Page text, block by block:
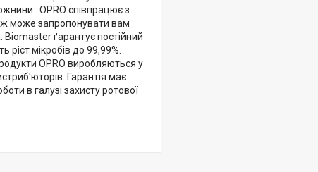
. OPRO співпрацює з
може запропонувати вам
ґарантує постійний
ріст мікробів до 99,99%.
OPRO виробляються у
Гарантія має
в галузі захисту ротової